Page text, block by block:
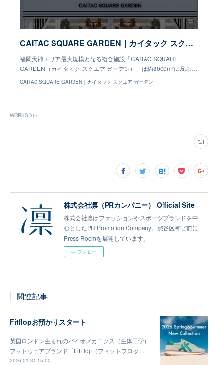
CAITAC SQUARE GARDEN｜カイタック スクエア ガーデン
福岡天神エリア最大規模となる複合施設「CAITAC SQUARE
GARDEN（カイタック スクエア ガーデン）」は約8000m²に及ぶ…
CAITAC SQUARE GARDEN｜カイタック スクエア ガーデン
WORKS(35)
株式会社凛（PRカンパニー） Official Site
株式会社凛はファッションやスポーツブランドを中
心としたPR Promotion Company。渋谷区神宮前に
Press Roomを展開しています。
フォロー
関連記事
Fitflopお預かりスタート
英国ロンドン生まれのバイオメカニクス（生体工学）
フットウェアブランド「FitFlop（フィットフロッ…
2026.01.31 15:00